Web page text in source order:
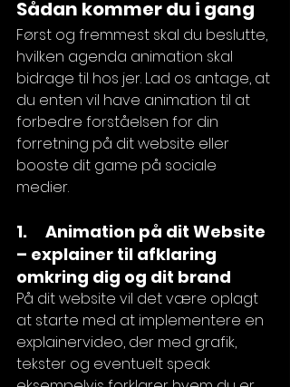
Sådan kommer du i gang
Først og fremmest skal du beslutte,
hvilken agenda animation skal
bidrage til hos jer. Lad os antage, at
du enten vil have animation til at
forbedre forståelsen for din
forretning på dit website eller
booste dit game på sociale
medier.
1.     Animation på dit Website
– explainer til afklaring
omkring dig og dit brand
På dit website vil det være oplagt
at starte med at implementere en
explainervideo, der med grafik,
tekster og eventuelt speak